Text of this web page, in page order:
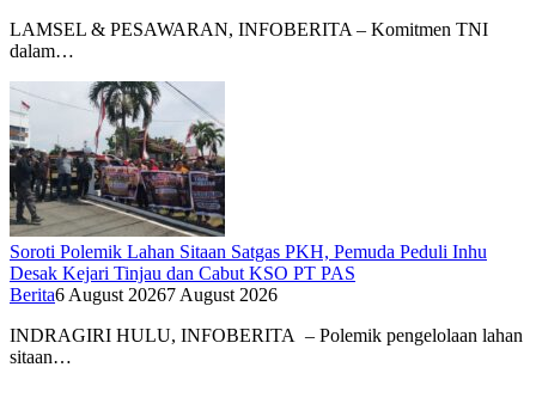
LAMSEL & PESAWARAN, INFOBERITA – Komitmen TNI
dalam…
Soroti Polemik Lahan Sitaan Satgas PKH, Pemuda Peduli Inhu
Desak Kejari Tinjau dan Cabut KSO PT PAS
Berita6 August 20267 August 2026
INDRAGIRI HULU, INFOBERITA – Polemik pengelolaan lahan
sitaan…